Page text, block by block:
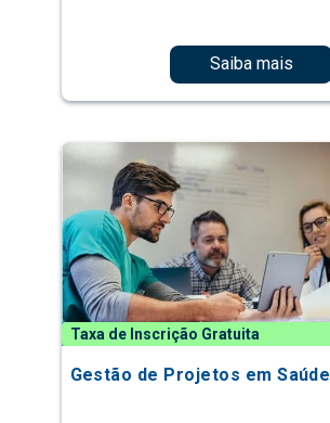
Saiba mais
Taxa de Inscrição Gratuita
Gestão de Projetos em Saúde